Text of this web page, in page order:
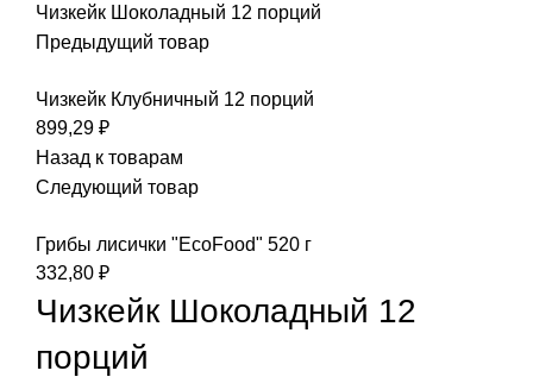
Чизкейк Шоколадный 12 порций
Предыдущий товар
Чизкейк Клубничный 12 порций
899,29 ₽
Назад к товарам
Следующий товар
Грибы лисички "EcoFood" 520 г
332,80 ₽
Чизкейк Шоколадный 12
порций